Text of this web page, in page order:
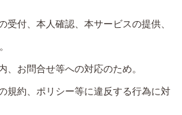
受付、本人確認、本サービスの提供、
、お問合せ等への対応のため。
規約、ポリシー等に違反する行為に対